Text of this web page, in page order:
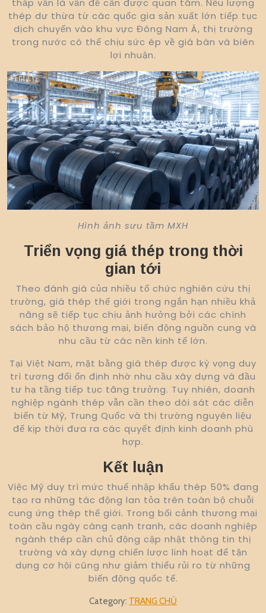
thấp vẫn là vấn đề cần được quan tâm. Nếu lượng
thép dư thừa từ các quốc gia sản xuất lớn tiếp tục
dịch chuyển vào khu vực Đông Nam Á, thị trường
trong nước có thể chịu sức ép về giá bán và biên
lợi nhuận.
Hình ảnh sưu tầm MXH
Triển vọng giá thép trong thời
gian tới
Theo đánh giá của nhiều tổ chức nghiên cứu thị
trường, giá thép thế giới trong ngắn hạn nhiều khả
năng sẽ tiếp tục chịu ảnh hưởng bởi các chính
sách bảo hộ thương mại, biến động nguồn cung và
nhu cầu từ các nền kinh tế lớn.
Tại Việt Nam, mặt bằng giá thép được kỳ vọng duy
trì tương đối ổn định nhờ nhu cầu xây dựng và đầu
tư hạ tầng tiếp tục tăng trưởng. Tuy nhiên, doanh
nghiệp ngành thép vẫn cần theo dõi sát các diễn
biến từ Mỹ, Trung Quốc và thị trường nguyên liệu
để kịp thời đưa ra các quyết định kinh doanh phù
hợp.
Kết luận
Việc Mỹ duy trì mức thuế nhập khẩu thép 50% đang
tạo ra những tác động lan tỏa trên toàn bộ chuỗi
cung ứng thép thế giới. Trong bối cảnh thương mại
toàn cầu ngày càng cạnh tranh, các doanh nghiệp
ngành thép cần chủ động cập nhật thông tin thị
trường và xây dựng chiến lược linh hoạt để tận
dụng cơ hội cũng như giảm thiểu rủi ro từ những
biến động quốc tế.
Category: TRANG CHỦ